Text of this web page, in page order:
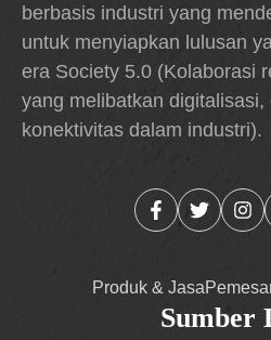
berbasis industri yang
untuk menyiapkan lulusan
era Society 5.0 (Kolaborasi
yang melibatkan digitalisasi,
konektivitas dalam industri).
Produk & Jasa
Sumber